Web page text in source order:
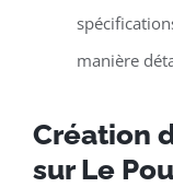
manière
Création
sur Le